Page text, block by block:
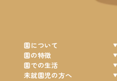
園について
園の特徴
園での生活
未就園児の方へ